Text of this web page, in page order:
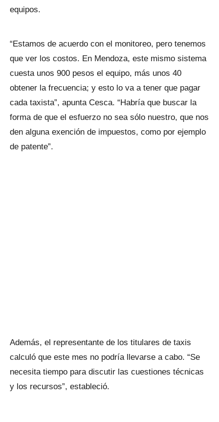
equipos.
“Estamos de acuerdo con el monitoreo, pero tenemos
que ver los costos. En Mendoza, este mismo sistema
cuesta unos 900 pesos el equipo, más unos 40
obtener la frecuencia; y esto lo va a tener que pagar
cada taxista”, apunta Cesca. “Habría que buscar la
forma de que el esfuerzo no sea sólo nuestro, que nos
den alguna exención de impuestos, como por ejemplo
de patente”.
Además, el representante de los titulares de taxis
calculó que este mes no podría llevarse a cabo. “Se
necesita tiempo para discutir las cuestiones técnicas
y los recursos”, estableció.